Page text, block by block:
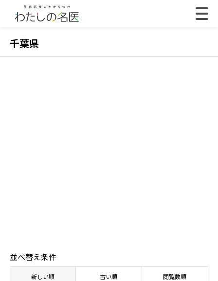
千葉県
並べ替え条件
新しい順 古い順 閲覧数順